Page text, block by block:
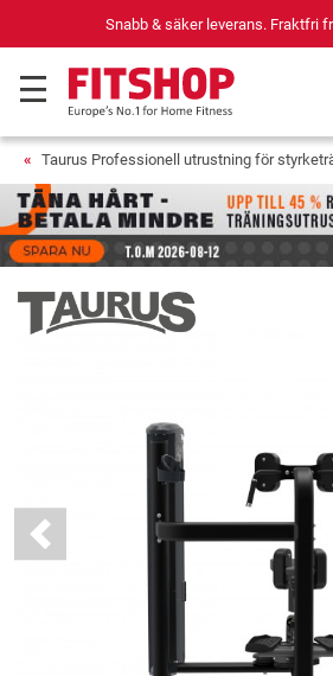
Snabb & säker leverans. Fraktfri
Taurus Professionell utrustning för
Previous